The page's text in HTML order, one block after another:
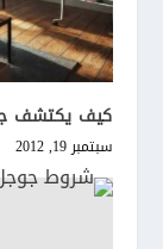
كيف يكتشف
سبتمبر 19, 2012